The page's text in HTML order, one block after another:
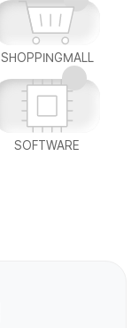
SHOPPINGMALL
SOFTWARE